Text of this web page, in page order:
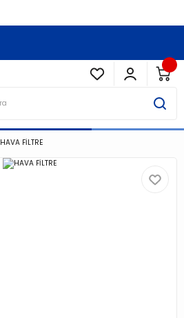
HAVA FİLTRE